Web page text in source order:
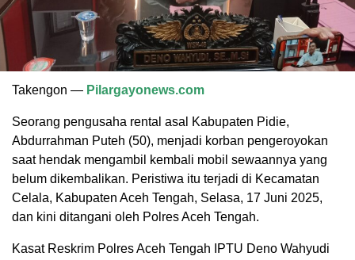
Takengon — Pilargayonews.com
Seorang pengusaha rental asal Kabupaten Pidie,
Abdurrahman Puteh (50), menjadi korban pengeroyokan
saat hendak mengambil kembali mobil sewaannya yang
belum dikembalikan. Peristiwa itu terjadi di Kecamatan
Celala, Kabupaten Aceh Tengah, Selasa, 17 Juni 2025,
dan kini ditangani oleh Polres Aceh Tengah.
Kasat Reskrim Polres Aceh Tengah IPTU Deno Wahyudi